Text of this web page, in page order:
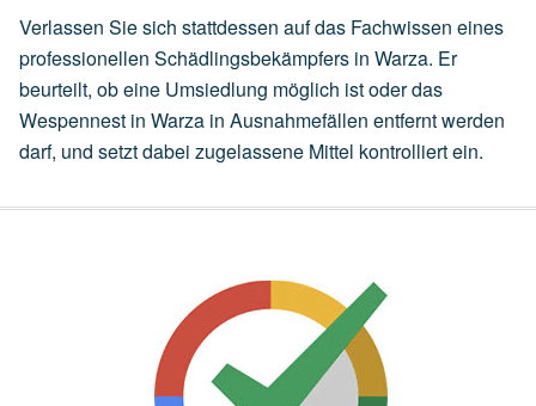
Verlassen Sie sich stattdessen auf das Fachwissen eines
professionellen Schädlingsbekämpfers in Warza. Er
beurteilt, ob eine Umsiedlung möglich ist oder das
Wespennest in Warza in Ausnahmefällen entfernt werden
darf, und setzt dabei zugelassene Mittel kontrolliert ein.